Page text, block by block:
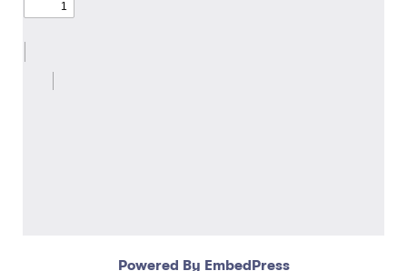
Powered By EmbedPress